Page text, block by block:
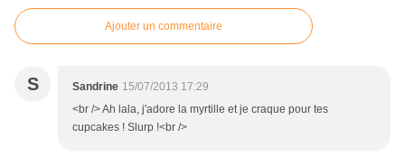
Ajouter un commentaire
S Sandrine 15/07/2013 17:29
<br /> Ah lala, j'adore la myrtille et je craque pour tes
cupcakes ! Slurp !<br />